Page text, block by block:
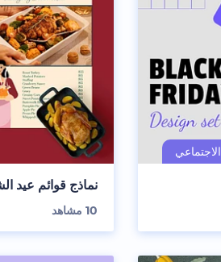
نماذج قوائم عيد
10مشاهد